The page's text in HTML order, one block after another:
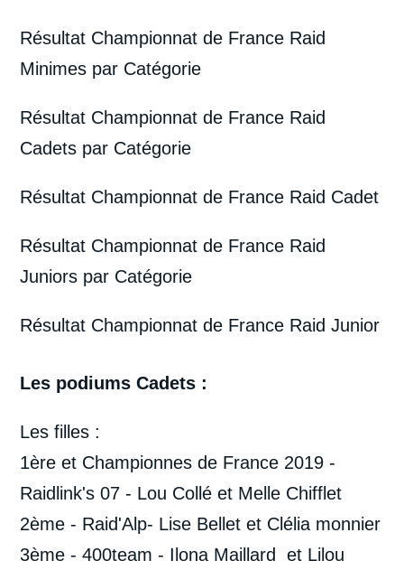
Résultat Championnat de France Raid
Minimes par Catégorie
Résultat Championnat de France Raid
Cadets par Catégorie
Résultat Championnat de France Raid Cadet
Résultat Championnat de France Raid
Juniors par Catégorie
Résultat Championnat de France Raid Junior
Les podiums Cadets :
Les filles :
1ère et Championnes de France 2019 -
Raidlink's 07 - Lou Collé et Melle Chifflet
2ème - Raid'Alp- Lise Bellet et Clélia monnier
3ème - 400team - Ilona Maillard et Lilou